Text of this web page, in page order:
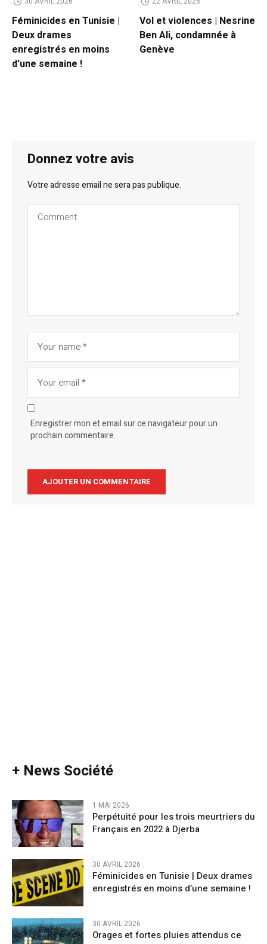
Féminicides en Tunisie |
Deux drames
enregistrés en moins
d’une semaine !
Vol et violences | Nesrine
Ben Ali, condamnée à
Genève
Donnez votre avis
Votre adresse email ne sera pas publique.
Enregistrer mon et email sur ce navigateur pour un
prochain commentaire.
+ News Société
1 MAI 2026
Perpétuité pour les trois meurtriers du
Français en 2022 à Djerba
30 AVRIL 2026
Féminicides en Tunisie | Deux drames
enregistrés en moins d’une semaine !
30 AVRIL 2026
Orages et fortes pluies attendus ce